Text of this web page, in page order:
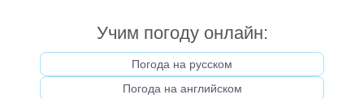
Учим погоду онлайн:
Погода на русском
Погода на английском